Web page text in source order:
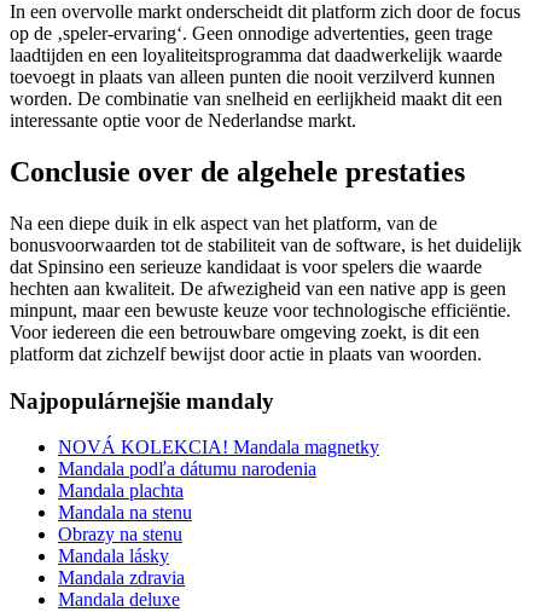
In een overvolle markt onderscheidt dit platform zich door de focus
op de ‚speler-ervaring‘. Geen onnodige advertenties, geen trage
laadtijden en een loyaliteitsprogramma dat daadwerkelijk waarde
toevoegt in plaats van alleen punten die nooit verzilverd kunnen
worden. De combinatie van snelheid en eerlijkheid maakt dit een
interessante optie voor de Nederlandse markt.
Conclusie over de algehele prestaties
Na een diepe duik in elk aspect van het platform, van de
bonusvoorwaarden tot de stabiliteit van de software, is het duidelijk
dat Spinsino een serieuze kandidaat is voor spelers die waarde
hechten aan kwaliteit. De afwezigheid van een native app is geen
minpunt, maar een bewuste keuze voor technologische efficiëntie.
Voor iedereen die een betrouwbare omgeving zoekt, is dit een
platform dat zichzelf bewijst door actie in plaats van woorden.
Najpopulárnejšie mandaly
NOVÁ KOLEKCIA! Mandala magnetky
Mandala podľa dátumu narodenia
Mandala plachta
Mandala na stenu
Obrazy na stenu
Mandala lásky
Mandala zdravia
Mandala deluxe